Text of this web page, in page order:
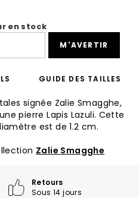
en stock
M'AVERTIR
signée Zalie Smagghe,
pierre Lapis Lazuli. Cette
est de 1.2 cm.
Zalie Smagghe
GUIDE DES TAILLES
Retours
Sous 14 jours